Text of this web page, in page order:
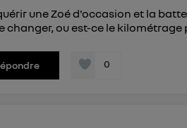
une Zoé d'occasion et la
changer, ou est-ce le kilométrage
0